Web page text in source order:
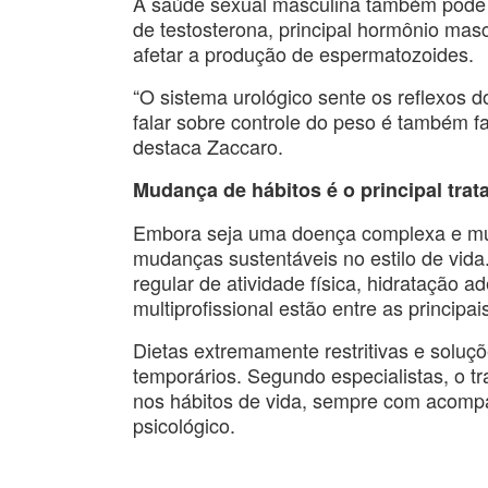
de testosterona, principal hormônio
afetar a produção de espermatozoides.
“O sistema urológico sente os reflexos
falar sobre controle do peso é também
destaca Zaccaro.
Mudança de hábitos é o principal
Embora seja uma doença complexa e
mudanças sustentáveis no estilo de
regular de atividade física, hidratação
multiprofissional estão entre as
Dietas extremamente restritivas e
temporários. Segundo especialistas, o
nos hábitos de vida, sempre com
psicológico.